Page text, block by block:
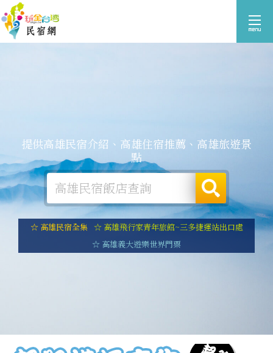
提供高雄民宿介紹、高雄住宿推薦、高雄旅遊景
點
☆ 高雄民宿全集
☆ 高雄飛行家青年旅館~三多捷運站出口處
☆ 高雄義大遊樂世界門票